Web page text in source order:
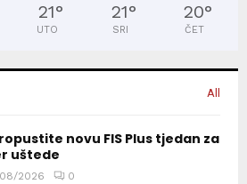
21°
UTO
21°
SRI
20°
ČET
All
novu FIS Plus tjedan za
uštede
2026 0